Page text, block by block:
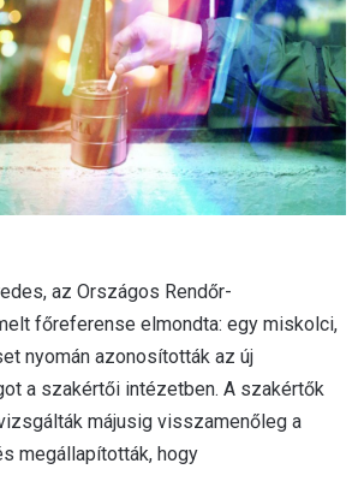
a
i
l
az Országos Rendőr-
főreferense elmondta: egy miskolci,
nyomán azonosították az új
a szakértői intézetben. A szakértők
májusig visszamenőleg a
megállapították, hogy